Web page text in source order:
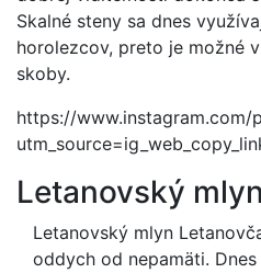
Skalné steny sa dnes
horolezcov, preto je možné
skoby.
https://www.instagram.com/
Letanovský mlyn
Letanovský mlyn
oddych od nepamäti.